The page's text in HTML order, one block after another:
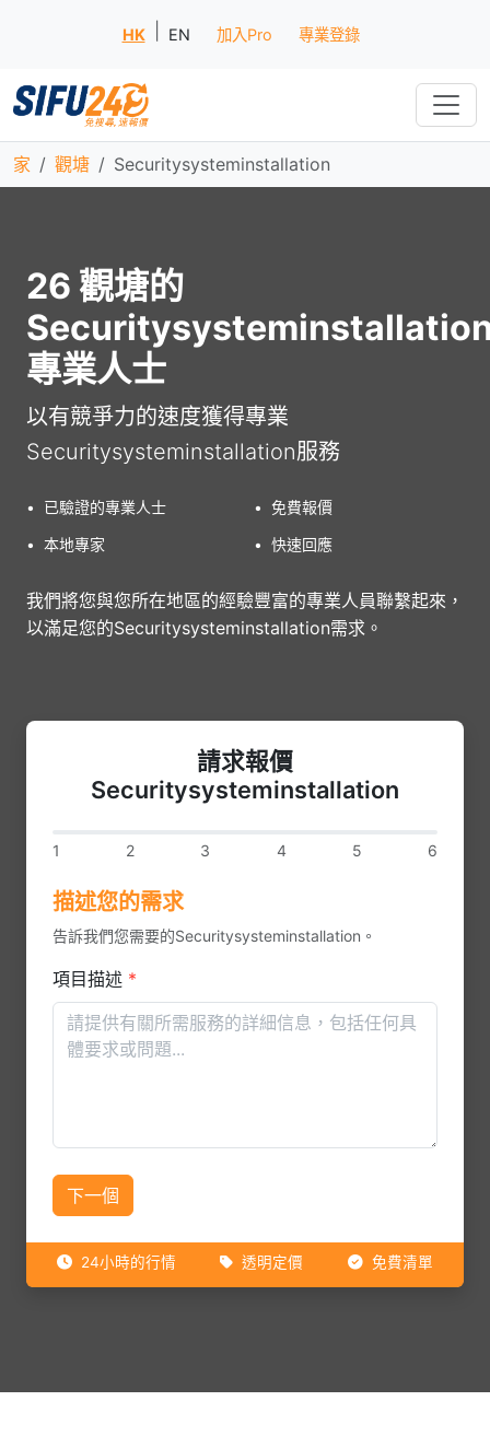
HK EN 加入Pro 專業登錄
家 觀塘 Securitysysteminstallation
26 觀塘的
專業人士
以有競爭力的速度獲得專業
Securitysysteminstallation服務
• 已驗證的專業人士 • 免費報價
• 本地專家 • 快速回應
我們將您與您所在地區的經驗豐富的專業人員聯繫起來，
以滿足您的Securitysysteminstallation需求。
請求報價
Securitysysteminstallation
1 2 3 4 5 6
描述您的需求
告訴我們您需要的Securitysysteminstallation。
項目描述 *
下一個
24小時的行情 透明定價 免費清單